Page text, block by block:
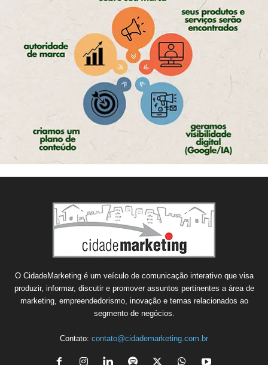
O CidadeMarketing é um veículo de comunicação interativo que visa
produzir, informar, discutir e promover assuntos pertinentes a área de
marketing, empreendedorismo, inovação e temas relacionados ao
segmento de negócios.
Contato: contato@cidademarketing.com.br